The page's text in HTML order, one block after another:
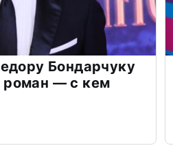
Бондарчуку
роман — с кем